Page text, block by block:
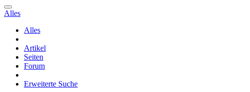
Alles
Alles
Artikel
Seiten
Forum
Erweiterte Suche